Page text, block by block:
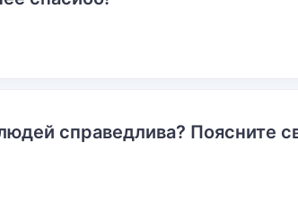
справедлива? Поясните